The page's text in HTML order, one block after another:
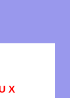
X